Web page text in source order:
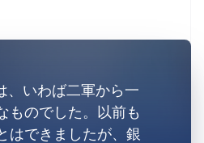
、いわば二軍から一
ものでした。以前も
はできましたが、銀